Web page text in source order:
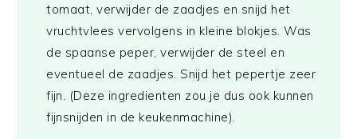
tomaat, verwijder de zaadjes en snijd het
vruchtvlees vervolgens in kleine blokjes. Was
de spaanse peper, verwijder de steel en
eventueel de zaadjes. Snijd het pepertje zeer
fijn. (Deze ingredienten zou je dus ook kunnen
fijnsnijden in de keukenmachine).